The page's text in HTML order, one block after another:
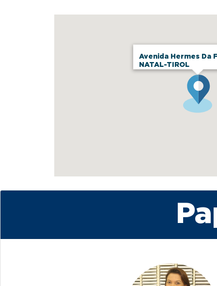
Avenida Hermes Da
NATAL-TIROL